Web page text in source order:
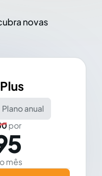
novas
Plano anual
por
mês